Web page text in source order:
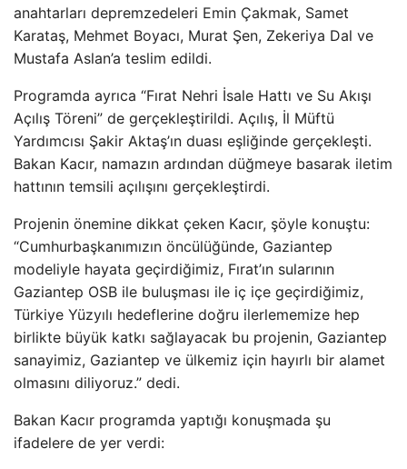
anahtarları depremzedeleri Emin Çakmak, Samet
Karataş, Mehmet Boyacı, Murat Şen, Zekeriya Dal ve
Mustafa Aslan’a teslim edildi.
Programda ayrıca “Fırat Nehri İsale Hattı ve Su Akışı
Açılış Töreni” de gerçekleştirildi. Açılış, İl Müftü
Yardımcısı Şakir Aktaş’ın duası eşliğinde gerçekleşti.
Bakan Kacır, namazın ardından düğmeye basarak iletim
hattının temsili açılışını gerçekleştirdi.
Projenin önemine dikkat çeken Kacır, şöyle konuştu:
“Cumhurbaşkanımızın öncülüğünde, Gaziantep
modeliyle hayata geçirdiğimiz, Fırat’ın sularının
Gaziantep OSB ile buluşması ile iç içe geçirdiğimiz,
Türkiye Yüzyılı hedeflerine doğru ilerlememize hep
birlikte büyük katkı sağlayacak bu projenin, Gaziantep
sanayimiz, Gaziantep ve ülkemiz için hayırlı bir alamet
olmasını diliyoruz.” dedi.
Bakan Kacır programda yaptığı konuşmada şu
ifadelere de yer verdi: